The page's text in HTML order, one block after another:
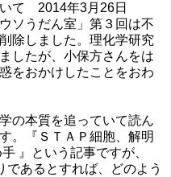
て 2014年3月26日
ソうだん室」第３回は不
除しました。理化学研究
したが、小保方さんをは
をおかけしたことをおわ
の本質を追っていて読ん
。『ＳＴＡＰ細胞、解明
』という記事ですが、
であるとすれば、どのよう